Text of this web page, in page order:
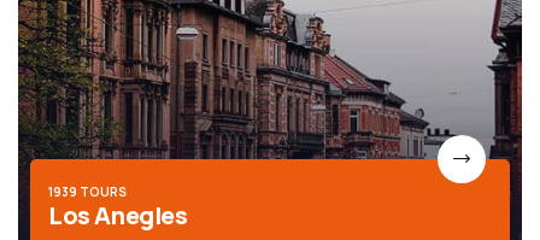
1939 TOURS
Los Anegles